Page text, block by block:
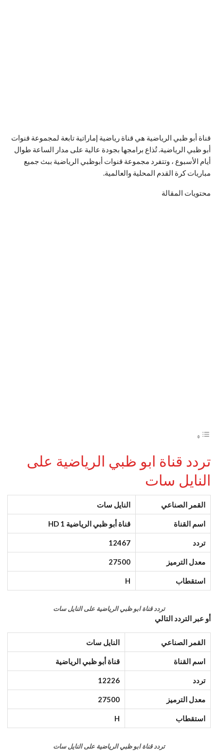
قناة أبو ظبي الرياضية هي قناة رياضية إماراتية تابعة لمجموعة قنوات
أبو ظبي الرياضية. تُذاع برامجها بجودة عالية على مدار الساعة طوال
أيام الأسبوع ، وتتفرد مجموعة قنوات أبوظبي الرياضية ببث جميع
مباريات كرة القدم المحلية والعالمية.
محتويات المقالة
تردد قناة ابو ظبي الرياضية على
النايل سات
القمر الصناعي النايل سات
اسم القناة قناة أبو ظبي الرياضية 1 HD
تردد 12467
معدل الترميز 27500
استقطاب H
تردد قناة ابو ظبي الرياضية على النايل سات
أو عبر التردد التالي
القمر الصناعي النايل سات
اسم القناة قناة أبو ظبي الرياضية
تردد 12226
معدل الترميز 27500
استقطاب H
تردد قناة ابو ظبي الرياضية على النايل سات